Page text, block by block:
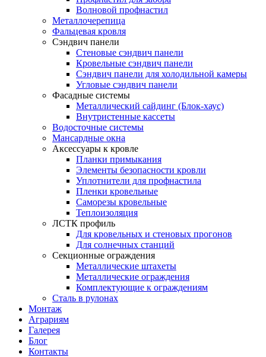
Волновой профнастил
Металлочерепица
Фальцевая кровля
Сэндвич панели
Стеновые сэндвич панели
Кровельные сэндвич панели
Сэндвич панели для холодильной камеры
Угловые сэндвич панели
Фасадные системы
Металлический сайдинг (Блок-хаус)
Внутристенные кассеты
Водосточные системы
Мансардные окна
Аксессуары к кровле
Планки примыкания
Элементы безопасности кровли
Уплотнители для профнастила
Пленки кровельные
Саморезы кровельные
Теплоизоляция
ЛСТК профиль
Для кровельных и стеновых прогонов
Для солнечных станций
Секционные ограждения
Металлические штахеты
Металлические ограждения
Комплектующие к ограждениям
Сталь в рулонах
Монтаж
Аграриям
Галерея
Блог
Контакты